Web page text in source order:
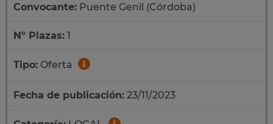
Convocante: Puente Genil (Córdoba)
Nº Plazas: 1
Tipo: Oferta
Fecha de publicación: 23/11/2023